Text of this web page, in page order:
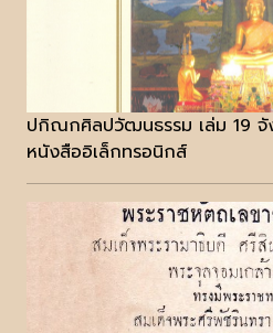
ปกิณกศิลปวัฒนธรรม เล่ม 19 จั
หนังสืออิเล็กทรอนิกส์